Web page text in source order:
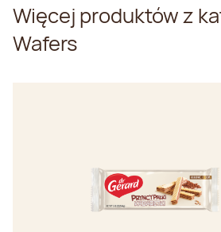
Więcej produktów z
Wafers